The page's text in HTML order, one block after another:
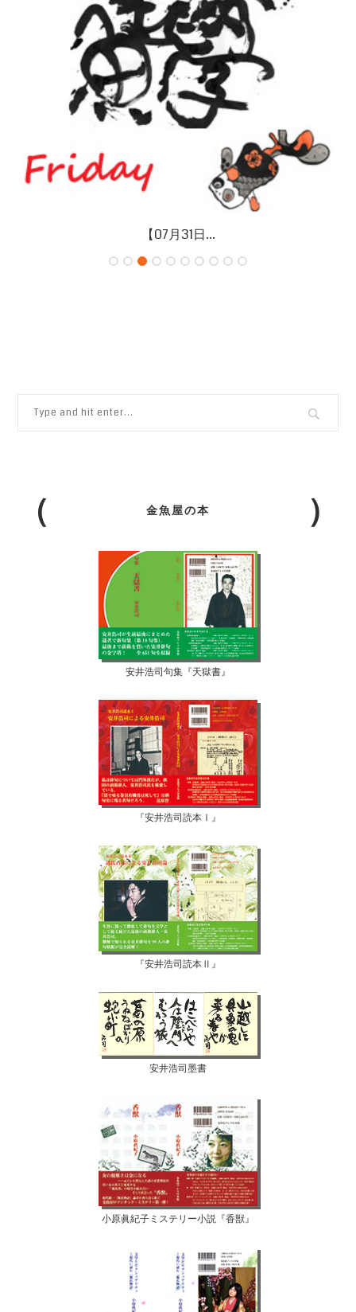
【07月26日...
金魚屋の本
安井浩司句集『天獄書』
『安井浩司読本Ⅰ』
『安井浩司読本Ⅱ』
安井浩司墨書
小原眞紀子ミステリー小説『香獣』